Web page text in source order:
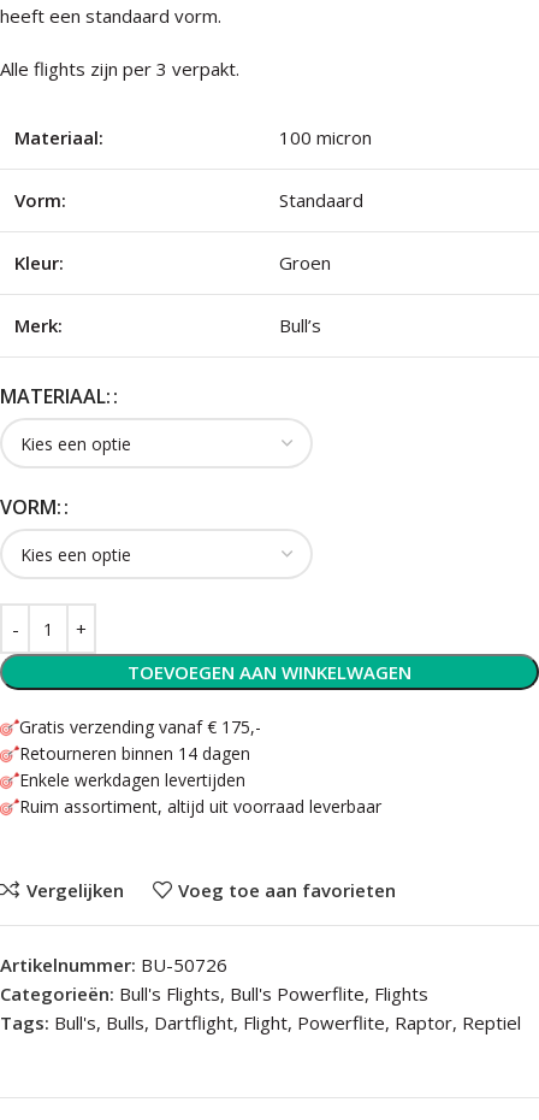
heeft een standaard vorm.
Alle flights zijn per 3 verpakt.
Materiaal: 100 micron
Vorm: Standaard
Kleur: Groen
Merk: Bull’s
MATERIAAL:
VORM:
TOEVOEGEN AAN WINKELWAGEN
Gratis verzending vanaf € 175,-
Retourneren binnen 14 dagen
Enkele werkdagen levertijden
Ruim assortiment, altijd uit voorraad leverbaar
Vergelijken Voeg toe aan favorieten
Artikelnummer: BU-50726
Categorieën: Bull's Flights, Bull's Powerflite, Flights
Tags: Bull's, Bulls, Dartflight, Flight, Powerflite, Raptor, Reptiel